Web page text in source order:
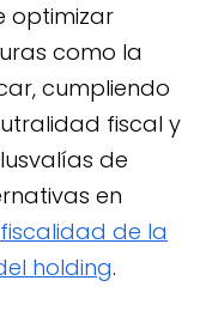
optimizar
como la
cumpliendo
fiscal y
de
en
fiscalidad de la
holding.